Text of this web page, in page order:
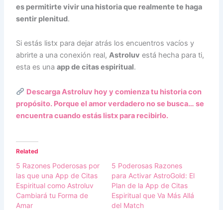
es permitirte vivir una historia que realmente te haga
sentir plenitud.
Si estás listx para dejar atrás los encuentros vacíos y
abrirte a una conexión real,Astroluv está hecha para ti,
esta es unaapp de citas espiritual.
Descarga Astroluv hoy y comienza tu historia con
propósito. Porque el amor verdadero no se busca… se
encuentra cuando estás listx para recibirlo.
Related
5 Razones Poderosas por
las que una App de Citas
Espiritual como Astroluv
Cambiará tu Forma de
Amar
5 Poderosas Razones
para Activar AstroGold: El
Plan de la App de Citas
Espiritual que Va Más Allá
del Match